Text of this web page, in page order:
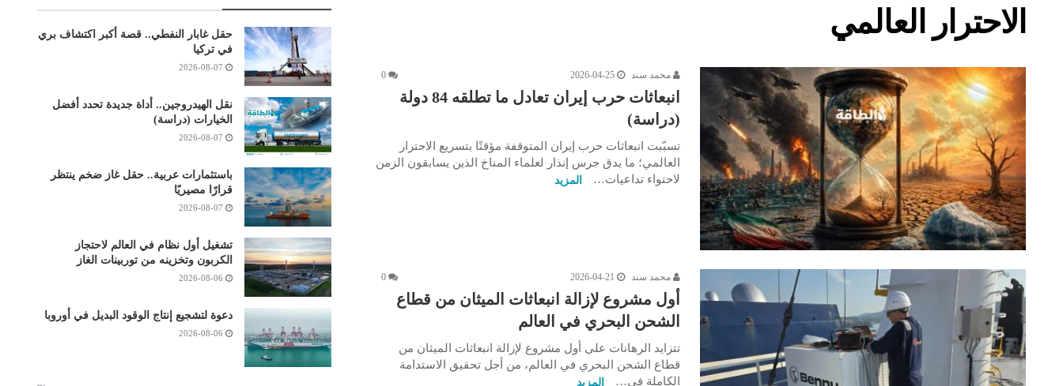
الاحترار العالمي
محمد سند 2026-04-25
0
انبعاثات حرب إيران تعادل ما تطلقه 84 دولة
(دراسة)
تسبّبت انبعاثات حرب إيران المتوقفة مؤقتًا بتسريع الاحترار
العالمي؛ ما يدق جرس إنذار لعلماء المناخ الذين يسابقون الزمن
لاحتواء تداعيات…
المزيد
محمد سند 2026-04-21
0
أول مشروع لإزالة انبعاثات الميثان من قطاع
الشحن البحري في العالم
تتزايد الرهانات على أول مشروع لإزالة انبعاثات الميثان من
قطاع الشحن البحري في العالم، من أجل تحقيق الاستدامة
الكاملة في…
المزيد
حقل غابار النفطي.. قصة أكبر اكتشاف بري
في تركيا
2026-08-07
نقل الهيدروجين.. أداة جديدة تحدد أفضل
الخيارات (دراسة)
2026-08-07
باستثمارات عربية.. حقل غاز ضخم ينتظر
قرارًا مصيريًا
2026-08-07
تشغيل أول نظام في العالم لاحتجاز
الكربون وتخزينه من توربينات الغاز
2026-08-06
دعوة لتشجيع إنتاج الوقود البديل في أوروبا
2026-08-06